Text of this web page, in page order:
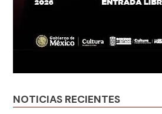
NOTICIAS RECIENTES